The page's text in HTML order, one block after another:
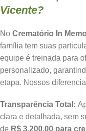
Vicente?
No Crematório In
família tem suas
equipe é treinada para
personalizado,
etapa. Nossos
Transparência Total:
clara e detalhada, sem
de R$ 3.200,00 para